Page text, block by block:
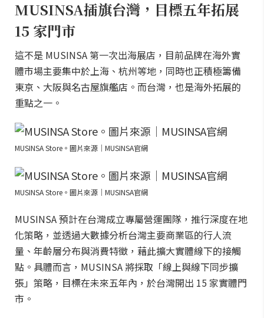
MUSINSA插旗台灣，目標五年拓展
15 家門市
這不是 MUSINSA 第一次出海展店，目前品牌在海外實
體市場主要集中於上海、杭州等地，同時也正積極籌備
東京、大阪與名古屋旗艦店。而台灣，也是海外拓展的
重點之一。
MUSINSA Store。圖片來源｜MUSINSA官網
MUSINSA Store。圖片來源｜MUSINSA官網
MUSINSA 預計在台灣成立專屬營運團隊，推行深度在地
化策略，並透過大數據分析台灣主要商業區的行人流
量、年齡層分布與消費特徵，藉此擴大實體線下的接觸
點。具體而言，MUSINSA 將採取「線上與線下同步擴
張」策略，目標在未來五年內，於台灣開出 15 家實體門
市。